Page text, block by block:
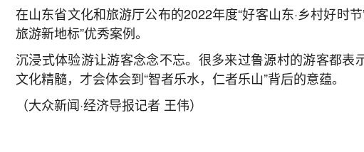
在山东省文化和旅游厅公布的2022年度“好客山东·乡村好时
旅游新地标”优秀案例。
沉浸式体验游让游客念念不忘。很多来过鲁源村的游客都
文化精髓，才会体会到“智者乐水，仁者乐山”背后的意蕴。
（大众新闻·经济导报记者 王伟）